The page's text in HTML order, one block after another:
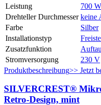
Leistung
700 W
Drehteller Durchmesser keine
Farbe
Silber
Installationstyp
Zusatzfunktion
Stromversorgung
230 V
Produktbeschreibung>> Jetzt
SILVERCREST®
Retro-Design, mint